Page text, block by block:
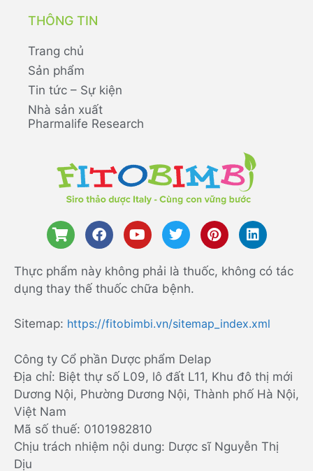
THÔNG TIN
Trang chủ
Sản phẩm
Tin tức – Sự kiện
Nhà sản xuất
Pharmalife Research
Thực phẩm này không phải là thuốc, không có tác
dụng thay thế thuốc chữa bệnh.
Sitemap: https://fitobimbi.vn/sitemap_index.xml
Công ty Cổ phần Dược phẩm Delap
Địa chỉ: Biệt thự số L09, lô đất L11, Khu đô thị mới
Dương Nội, Phường Dương Nội, Thành phố Hà Nội,
Việt Nam
Mã số thuế: 0101982810
Chịu trách nhiệm nội dung: Dược sĩ Nguyễn Thị
Dịu